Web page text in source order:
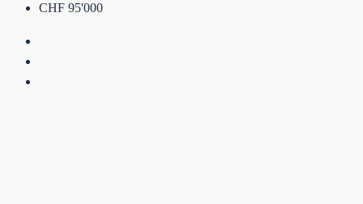
CHF 95'000